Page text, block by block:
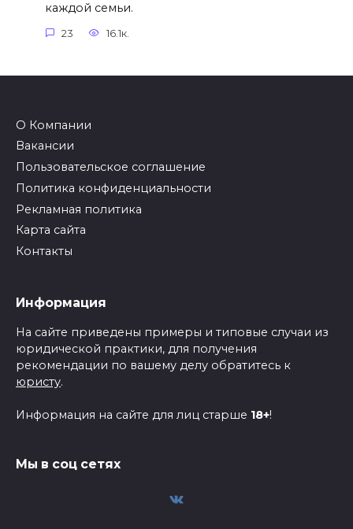
каждой семьи.
23 16.1к.
О Компании
Вакансии
Пользовательское соглашение
Политика конфиденциальности
Рекламная политика
Карта сайта
Контакты
Информация
На сайте приведены примеры и типовые случаи из
юридической практики, для получения
рекомендации по вашему делу обратитесь к
юристу.
Информация на сайте для лиц старше 18+!
Мы в соц сетях